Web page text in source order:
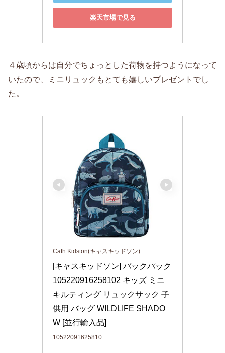
楽天市場で見る
４歳頃からは自分でちょっとした荷物を持つようになって
いたので、ミニリュックもとても嬉しいプレゼントでし
た。
Cath Kidston(キャスキッドソン)
[キャスキッドソン] バックパック
105220916258102 キッズ ミニ
キルティング リュックサック 子
供用 バッグ WILDLIFE SHADO
W [並行輸入品]
10522091625810